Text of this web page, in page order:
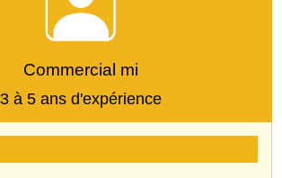
Commercial mi
3 à 5 ans d'expérience